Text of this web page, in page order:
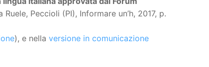
Peccioli (PI), Informare un’h, 2017, p.
), e nella versione in comunicazione